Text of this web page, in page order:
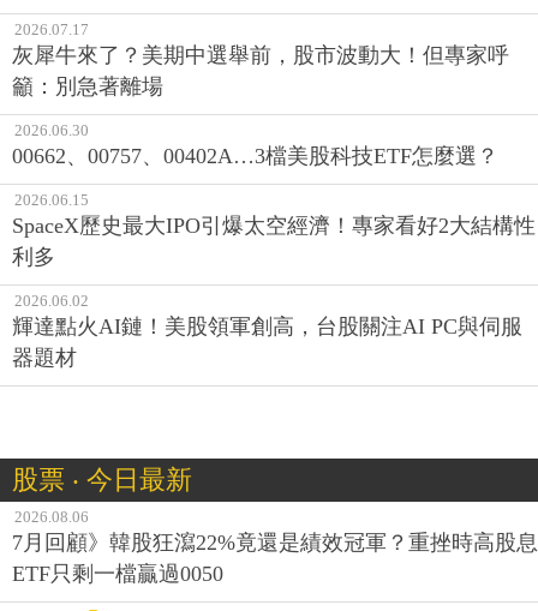
2026.07.17
灰犀牛來了？美期中選舉前，股市波動大！但專家呼
籲：別急著離場
2026.06.30
00662、00757、00402A…3檔美股科技ETF怎麼選？
2026.06.15
SpaceX歷史最大IPO引爆太空經濟！專家看好2大結構性
利多
2026.06.02
輝達點火AI鏈！美股領軍創高，台股關注AI PC與伺服
器題材
股票 ‧ 今日最新
2026.08.06
7月回顧》韓股狂瀉22%竟還是績效冠軍？重挫時高股息
ETF只剩一檔贏過0050